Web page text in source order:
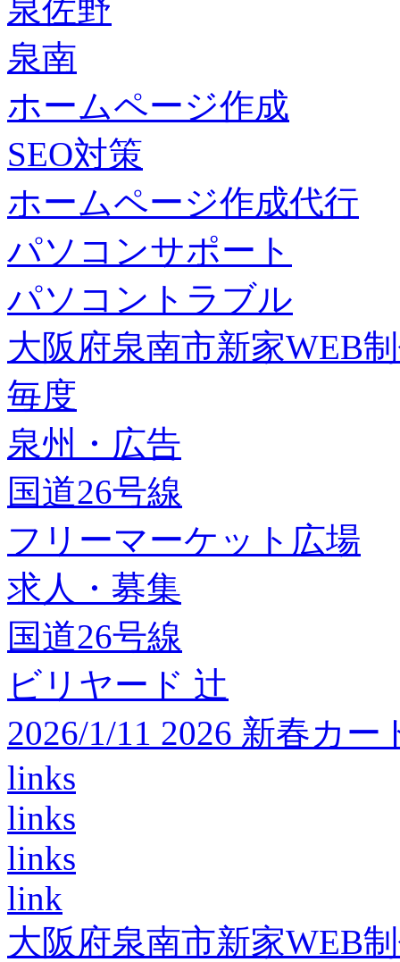
泉佐野
泉南
ホームページ作成
SEO対策
ホームページ作成代行
パソコンサポート
パソコントラブル
大阪府泉南市新家WEB
毎度
泉州・広告
国道26号線
フリーマーケット広場
求人・募集
国道26号線
ビリヤード 辻
2026/1/11 2026 新春カ
links
links
links
link
大阪府泉南市新家WEB